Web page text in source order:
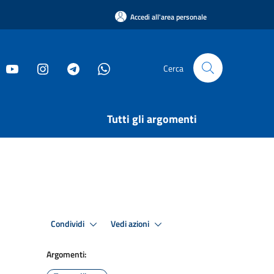
Accedi all'area personale
Cerca
Tutti gli argomenti
Condividi Vedi azioni
Argomenti: